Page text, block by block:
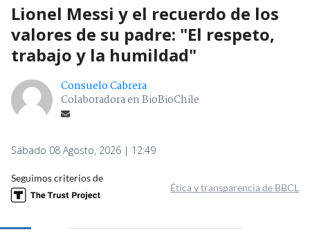
Lionel Messi y el recuerdo de los
valores de su padre: "El respeto,
trabajo y la humildad"
Consuelo Cabrera
Colaboradora en BioBioChile
Sábado 08 Agosto, 2026 | 12:49
Seguimos criterios de
Ética y transparencia de BBCL